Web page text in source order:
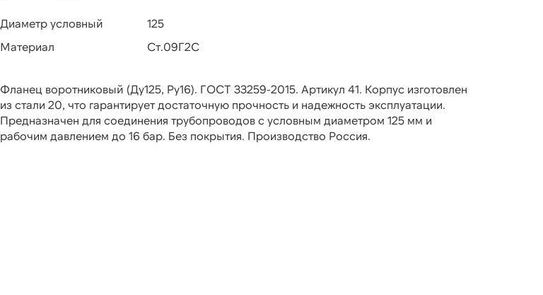
Диаметр условный
125
Материал
Ст.09Г2С
Фланец воротниковый (Ду125, Ру16). ГОСТ 33259-2015. Артикул 41. Корпус изготовлен
из стали 20, что гарантирует достаточную прочность и надежность эксплуатации.
Предназначен для соединения трубопроводов с условным диаметром 125 мм и
рабочим давлением до 16 бар. Без покрытия. Производство Россия.